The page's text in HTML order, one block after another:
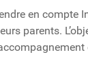
en compte
parents.